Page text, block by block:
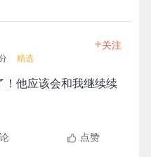
精选
+关注
！他应该会和我继续续
点赞